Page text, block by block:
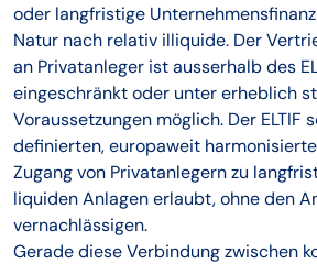
oder langfristige
Natur nach relativ illiquide. Der
an Privatanleger ist ausserhalb des
eingeschränkt oder unter erheblich
Voraussetzungen möglich. Der ELTIF
definierten, europaweit
Zugang von Privatanlegern zu
liquiden Anlagen erlaubt, ohne den
vernachlässigen.
Gerade diese Verbindung zwischen